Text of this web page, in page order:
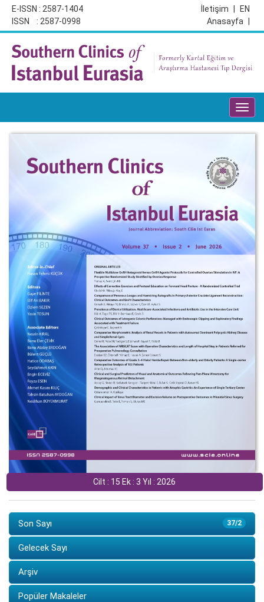
E-ISSN : 2587-1404
ISSN : 2587-0998
EN
İletişim
Anasayfa
Cilt : 15 Ek : 3 Yıl : 2026
37/2
Son Sayı
Gelecek Sayı
Arşiv
Popüler Makaleler